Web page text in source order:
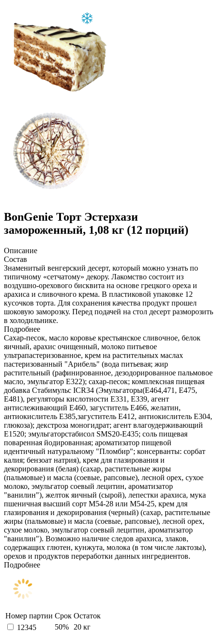
BonGenie Торт Эстерхази
замороженный, 1,08 кг (12 порций)
Описание
Состав
Знаменитый венгерский десерт, который можно узнать по
типичному «сетчатому» декору. Лакомство состоит из
воздушно-орехового бисквита на основе грецкого ореха и
арахиса и сливочного крема. В пластиковой упаковке 12
кусочков торта. Для сохранения качества продукт прошел
шоковую заморозку. Перед подачей на стол десерт разморозить
в холодильнике.
Подробнее
Сахар-песок, масло коровье крестьянское сливочное, белок
яичный, арахис очищенный, молоко питьевое
ультрапастеризованное, крем на растительных маслах
пастеризованный "Арибель" (вода питьевая; жир
растительный (рафинированное, дезодорированное пальмовое
масло, эмульгатор Е322); сахар-песок; комплексная пищевая
добавка Стабимульс ICR34 (Эмульгаторы(Е464,471, Е475,
Е481), регуляторы кислотности Е331, Е339, агент
антислеживающий Е460, загуститель Е466, желатин,
антиокислитель Е385,загуститель Е412, антиокислитель Е304,
глюкоза); декстроза моногидрат; агент влагоудерживающий
Е1520; эмульгаторстабисол SMS20-Е435; соль пищевая
поваренная йодированная; ароматизатор пищевой
идентичный натуральному "Пломбир"; консерванты: сорбат
калия; бензоат натрия), крем для глазирования и
декорирования (белая) (сахар, растительные жиры
(пальмовые) и масла (соевые, рапсовые), лесной орех, сухое
молоко, эмульгатор соевый лецитин, ароматизатор
"ванилин"), желток яичный (сырой), лепестки арахиса, мука
пшеничная высший сорт М54-28 или М54-25, крем для
глазирования и декорирования (черный) (сахар, растительные
жиры (пальмовые) и масла (соевые, рапсовые), лесной орех,
сухое молоко, эмульгатор соевый лецитин, ароматизатор
"ванилин"). Возможно наличие следов арахиса, злаков,
содержащих глютен, кунжута, молока (в том числе лактозы),
орехов и продуктов переработки данных ингредиентов.
Подробнее
Номер партии Срок Остаток
12345
50%
20 кг